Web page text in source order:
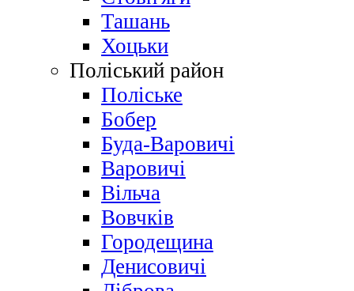
Ташань
Хоцьки
Поліський район
Поліське
Бобер
Буда-Варовичі
Варовичі
Вільча
Вовчків
Городещина
Денисовичі